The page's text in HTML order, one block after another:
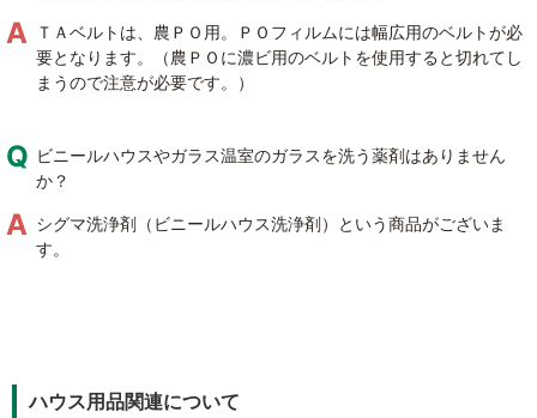
ＴＡベルトは、農ＰＯ用。ＰＯフィルムには幅広用のベルトが必
要となります。（農ＰＯに濃ビ用のベルトを使用すると切れてし
まうので注意が必要です。）
ビニールハウスやガラス温室のガラスを洗う薬剤はありません
か？
シグマ洗浄剤（ビニールハウス洗浄剤）という商品がございま
す。
ハウス用品関連について